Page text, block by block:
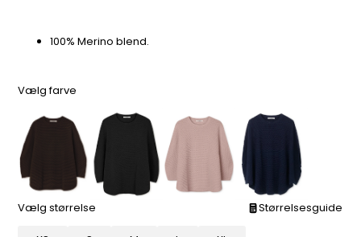
100% Merino blend.
Vælg farve
Vælg størrelse Størrelsesguide